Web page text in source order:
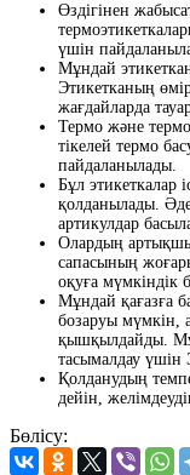
Өздігінен
үшін
Мұндай
Этикетканың
жағдайларда
Термо және
тікелей термо
пайдаланылады.
Бұл этикеткалар
қолданылады.
артикулдар
Олардың
сапасының
оқуға мүмкіндік
Мұндай қағазға
бозаруы мүмкiн,
қышқылдайды.
тасымалдау үшін
Қолданудың
дейін,
Бөлісу: